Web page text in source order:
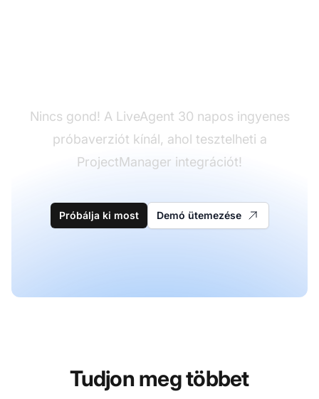
Nincs gond! A LiveAgent 30 napos ingyenes
próbaverziót kínál, ahol tesztelheti a
ProjectManager integrációt!
Próbálja ki most Demó ütemezése
Tudjon meg többet